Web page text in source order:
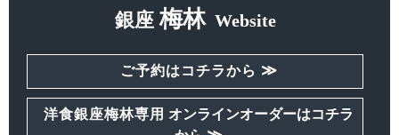
銀座梅林 Website
ご予約はコチラから ≫
洋食銀座梅林専用 オンラインオーダーはコチラ